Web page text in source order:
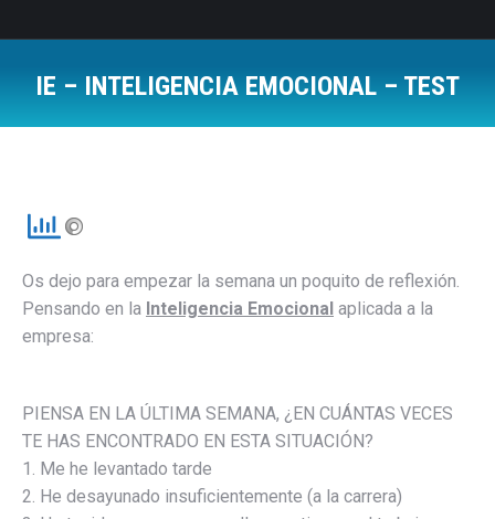
IE – INTELIGENCIA EMOCIONAL – TEST
Os dejo para empezar la semana un poquito de reflexión.
Pensando en la Inteligencia Emocional aplicada a la
empresa:
PIENSA EN LA ÚLTIMA SEMANA, ¿EN CUÁNTAS VECES
TE HAS ENCONTRADO EN ESTA SITUACIÓN?
1. Me he levantado tarde
2. He desayunado insuficientemente (a la carrera)